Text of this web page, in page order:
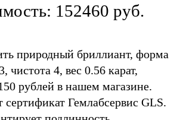
152460 руб.
природный бриллиант, форма
чистота 4, вес 0.56 карат,
рублей в нашем магазине.
Гемлабсервис GLS.